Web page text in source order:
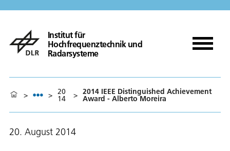
Institut für
Hochfrequenztechnik und
Radarsysteme
> > 20
14 > 2014 IEEE Distinguished Achievement
Award - Alberto Moreira
20. August 2014